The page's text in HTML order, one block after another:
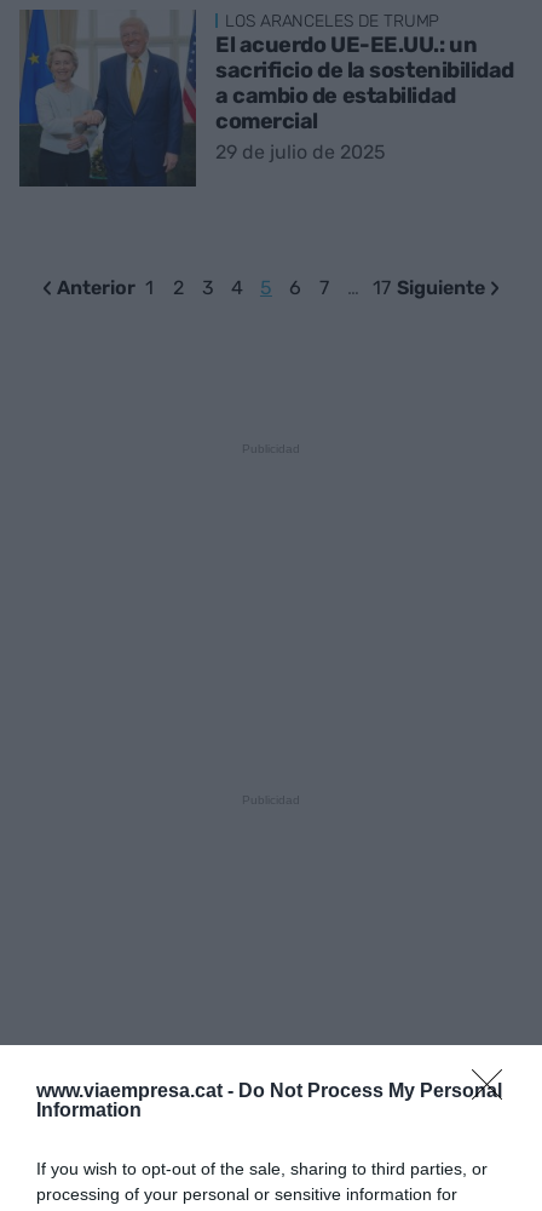
www.viaempresa.cat - Do Not Process My Personal
Information
If you wish to opt-out of the sale, sharing to third parties, or
processing of your personal or sensitive information for
LOS ARANCELES DE TRUMP
El acuerdo UE-EE.UU.: un
sacrificio de la sostenibilidad
a cambio de estabilidad
comercial
29 de julio de 2025
Anterior 1 2 3 4 5 6 7 … 17 Siguiente